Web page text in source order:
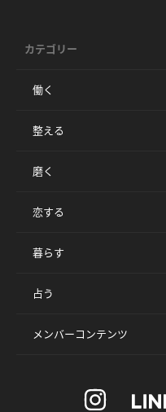
カテゴリー
働く
整える
磨く
恋する
暮らす
占う
メンバーコンテンツ